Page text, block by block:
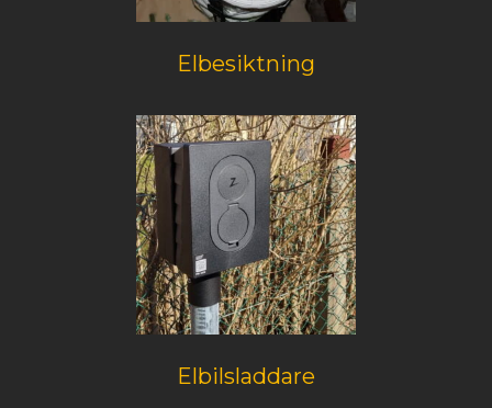
Elbesiktning
Elbilsladdare